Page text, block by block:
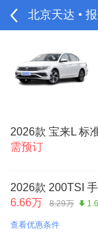
北京天达 •
2026款 宝来L 标
需预订
2026款 200TSI
6.66万
8.29万
查看优惠条件